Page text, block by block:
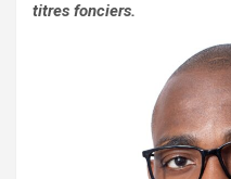
titres fonciers.